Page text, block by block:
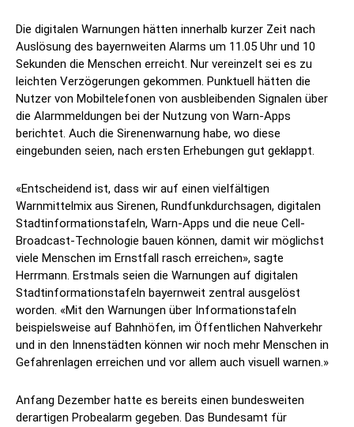
Die digitalen Warnungen hätten innerhalb kurzer Zeit nach
Auslösung des bayernweiten Alarms um 11.05 Uhr und 10
Sekunden die Menschen erreicht. Nur vereinzelt sei es zu
leichten Verzögerungen gekommen. Punktuell hätten die
Nutzer von Mobiltelefonen von ausbleibenden Signalen über
die Alarmmeldungen bei der Nutzung von Warn-Apps
berichtet. Auch die Sirenenwarnung habe, wo diese
eingebunden seien, nach ersten Erhebungen gut geklappt.
«Entscheidend ist, dass wir auf einen vielfältigen
Warnmittelmix aus Sirenen, Rundfunkdurchsagen, digitalen
Stadtinformationstafeln, Warn-Apps und die neue Cell-
Broadcast-Technologie bauen können, damit wir möglichst
viele Menschen im Ernstfall rasch erreichen», sagte
Herrmann. Erstmals seien die Warnungen auf digitalen
Stadtinformationstafeln bayernweit zentral ausgelöst
worden. «Mit den Warnungen über Informationstafeln
beispielsweise auf Bahnhöfen, im Öffentlichen Nahverkehr
und in den Innenstädten können wir noch mehr Menschen in
Gefahrenlagen erreichen und vor allem auch visuell warnen.»
Anfang Dezember hatte es bereits einen bundesweiten
derartigen Probealarm gegeben. Das Bundesamt für